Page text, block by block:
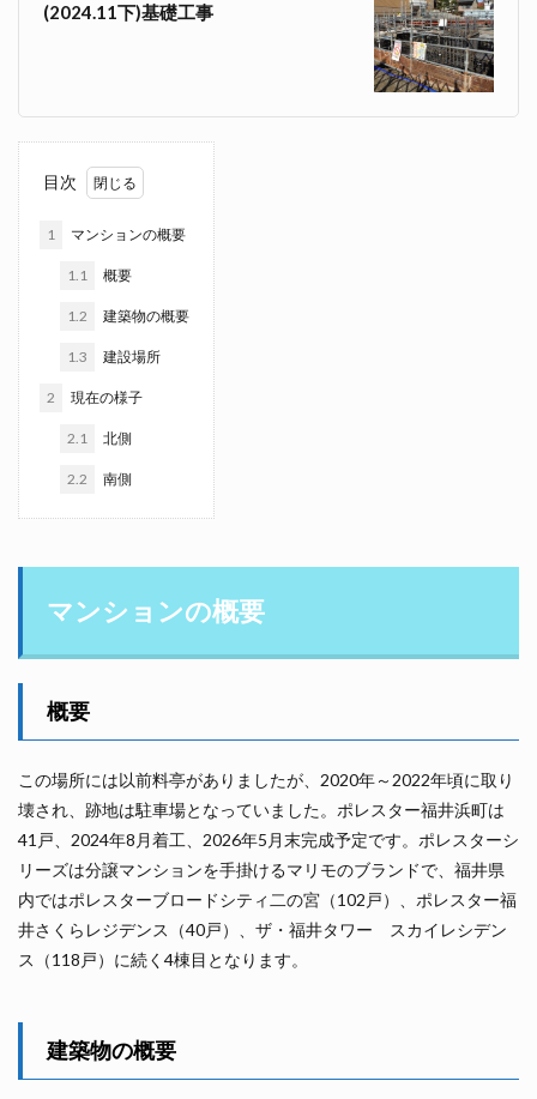
(2024.11下)基礎工事
目次
1 マンションの概要
1.1 概要
1.2 建築物の概要
1.3 建設場所
2 現在の様子
2.1 北側
2.2 南側
マンションの概要
概要
この場所には以前料亭がありましたが、2020年～2022年頃に取り
壊され、跡地は駐車場となっていました。ポレスター福井浜町は
41戸、2024年8月着工、2026年5月末完成予定です。ポレスターシ
リーズは分譲マンションを手掛けるマリモのブランドで、福井県
内ではポレスターブロードシティ二の宮（102戸）、ポレスター福
井さくらレジデンス（40戸）、ザ・福井タワー スカイレシデン
ス（118戸）に続く4棟目となります。
建築物の概要